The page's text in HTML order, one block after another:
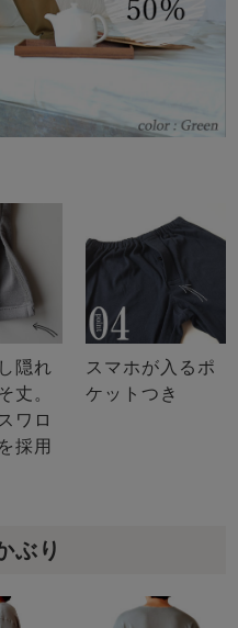
隠れ
丈。
ワロ
採用
スマホが入るポ
ケットつき
ぶり